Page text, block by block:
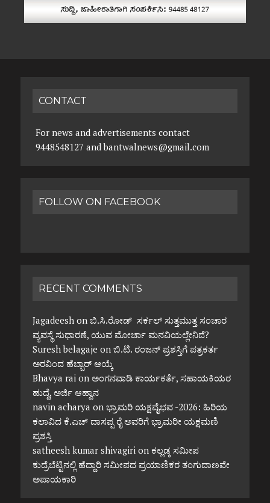
CONTACT
For news and advertisements contact
9448548127 and bantwalnews@gmail.com
FOLLOW ON FACEBOOK
RECENT COMMENTS
Jagadeeshon ಬಿ.ಸಿ.ರೋಡ್ ಸರ್ಕಲ್ ಸುತ್ತಮುತ್ತ ಸಂಚಾರ
ವ್ಯವಸ್ಥೆ ಸುಧಾರಣೆ, ಯುವ ಮೋರ್ಚಾ ಮನವಿಯಲ್ಲೇನಿದೆ?
Suresh belagaje on ಬಿ.ಟಿ. ರಂಜನ್ ಪ್ರಶಸ್ತಿಗೆ ಪತ್ರಕರ್ತ
ಅರವಿಂದ ಹೆಬ್ಬಾರ್ ಆಯ್ಕೆ
Bhavya raion ಅಂಗನವಾಡಿ ಕಾರ್ಯಕರ್ತೆ, ಸಹಾಯಕಿಯರ
ಹುದ್ದೆ, ಅರ್ಜಿ ಆಹ್ವಾನ
navin acharya on ಭ್ರಾಮರಿ ಯಕ್ಷವೈಭವ -2026: ಹಿರಿಯ
ಕಲಾವಿದ ಕೆ.ಎಚ್ ದಾಸಪ್ಪ ರೈ ಅವರಿಗೆ ಭ್ರಾಮರೀ ಯಕ್ಷಮಣಿ
ಪ್ರಶಸ್ತಿ
satheesh kumar shivagirion ಕಲ್ಲಡ್ಕ ಸಮೀಪ
ಕುದ್ರೆಬೆಟ್ಟಿನಲ್ಲಿ ಹೆದ್ದಾರಿ ಸಮೀಪದ ಪ್ರಯಾಣಿಕರ ತಂಗುದಾಣವೇ
ಅಪಾಯಕಾರಿ